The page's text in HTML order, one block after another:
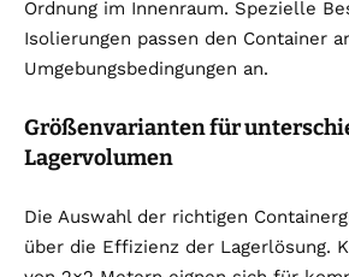
Ordnung im Innenraum. Spezielle
Isolierungen passen den Container
Umgebungsbedingungen an.
Größenvarianten für
Lagervolumen
Die Auswahl der richtigen
über die Effizienz der Lagerlösung.